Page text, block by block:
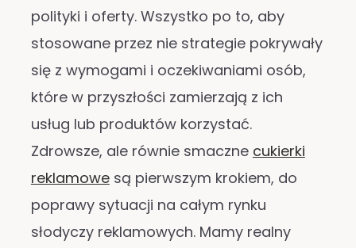
polityki i oferty. Wszystko po to, aby
stosowane przez nie strategie pokrywały
się z wymogami i oczekiwaniami osób,
które w przyszłości zamierzają z ich
usług lub produktów korzystać.
Zdrowsze, ale równie smaczne cukierki
reklamowesą pierwszym krokiem, do
poprawy sytuacji na całym rynku
słodyczy reklamowych. Mamy realny